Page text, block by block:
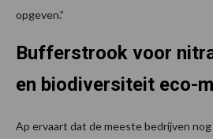
opgeven.”
Bufferstrook voor
en biodiversiteit eco-
Ap ervaart dat de meeste bedrijven